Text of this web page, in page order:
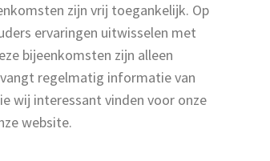
zijn vrij toegankelijk. Op
ervaringen uitwisselen met
bijeenkomsten zijn alleen
regelmatig informatie van
wij interessant vinden voor onze
website.